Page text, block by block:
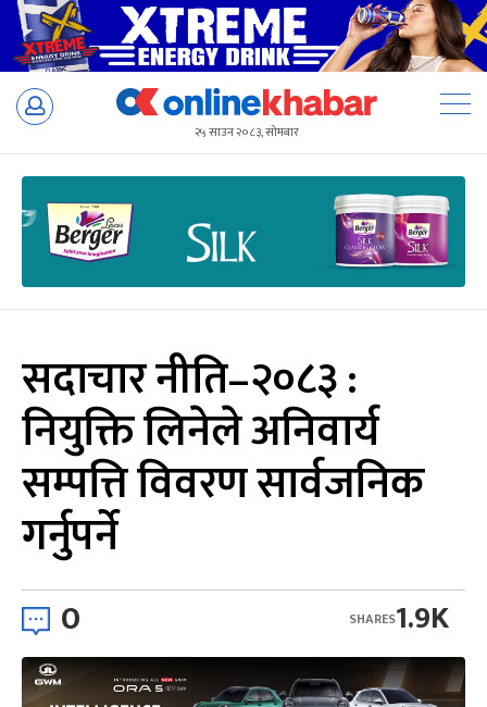
Skip
२५ साउन २०८३, सोमबार
सदाचार नीति–२०८३ :
नियुक्ति लिनेले अनिवार्य
सम्पत्ति विवरण सार्वजनिक
गर्नुपर्ने
0 1.9K
SHARES